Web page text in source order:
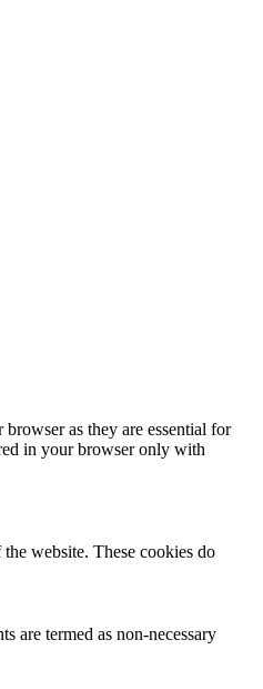
as they are essential for
in your browser only with
website. These cookies do
are termed as non-necessary